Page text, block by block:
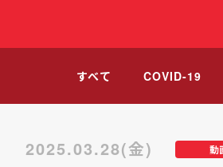
すべて COVID-19
動
2025.03.28(金)